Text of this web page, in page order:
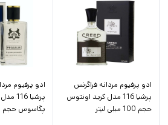
ادو پرفیوم مردانه فراگرنس
پرشیا 116 مدل کرید اونتوس
حجم 100 میلی لیتر
ادو پرفیوم
پرشیا
پگاسوس حجم 50 میلی لیتر